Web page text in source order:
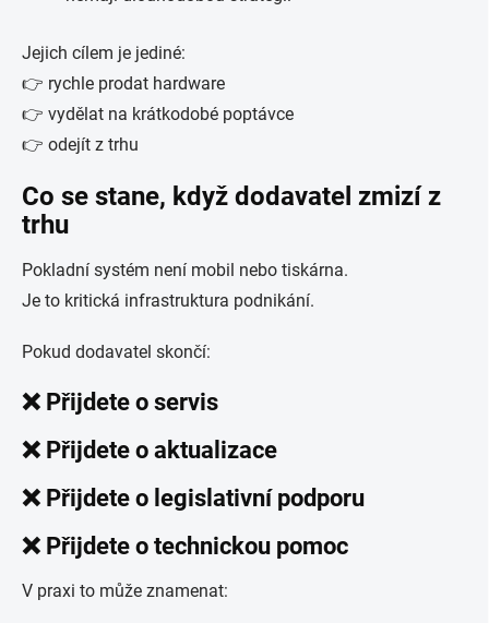
Jejich cílem je jediné:
👉 rychle prodat hardware
👉 vydělat na krátkodobé poptávce
👉 odejít z trhu
Co se stane, když dodavatel zmizí z
trhu
Pokladní systém není mobil nebo tiskárna.
Je to kritická infrastruktura podnikání.
Pokud dodavatel skončí:
❌ Přijdete o servis
❌ Přijdete o aktualizace
❌ Přijdete o legislativní podporu
❌ Přijdete o technickou pomoc
V praxi to může znamenat: